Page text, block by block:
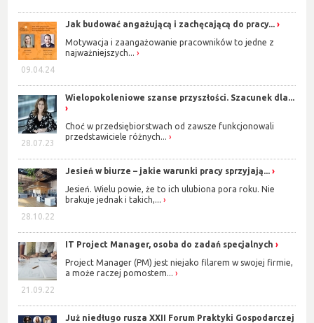
09.04.24
Jak budować angażującą i zachęcającą do pracy...
Motywacja i zaangażowanie pracowników to jedne z
najważniejszych...
28.07.23
Wielopokoleniowe szanse przyszłości. Szacunek dla...
Choć w przedsiębiorstwach od zawsze funkcjonowali
przedstawiciele różnych...
28.10.22
Jesień w biurze – jakie warunki pracy sprzyjają...
Jesień. Wielu powie, że to ich ulubiona pora roku. Nie
brakuje jednak i takich,...
21.09.22
IT Project Manager, osoba do zadań specjalnych
Project Manager (PM) jest niejako filarem w swojej firmie,
a może raczej pomostem...
Już niedługo rusza XXII Forum Praktyki Gospodarczej